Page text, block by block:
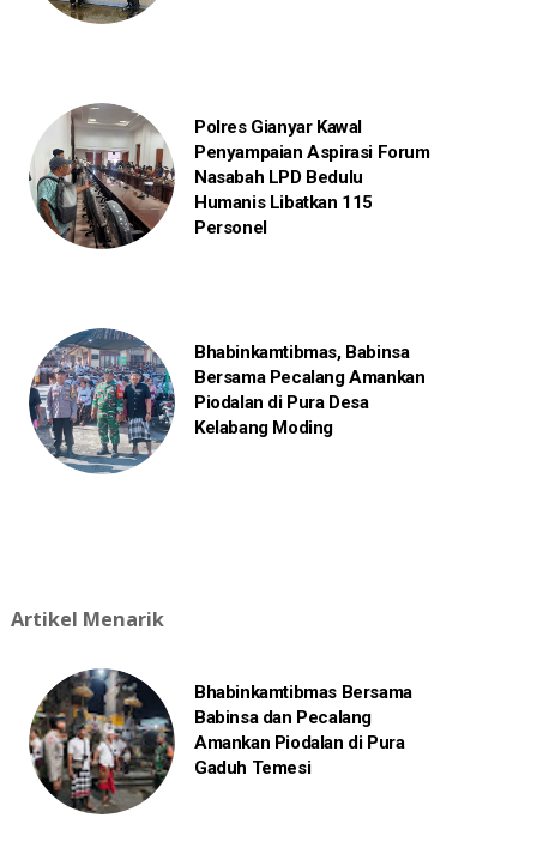
Polres Gianyar Kawal
Penyampaian Aspirasi Forum
Nasabah LPD Bedulu
Humanis Libatkan 115
Personel
Bhabinkamtibmas, Babinsa
Bersama Pecalang Amankan
Piodalan di Pura Desa
Kelabang Moding
Artikel Menarik
Bhabinkamtibmas Bersama
Babinsa dan Pecalang
Amankan Piodalan di Pura
Gaduh Temesi